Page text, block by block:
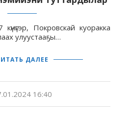
күнүгэр, Покровскай куоракка
улуустааҕы…
ДАЛЕЕ
16:40